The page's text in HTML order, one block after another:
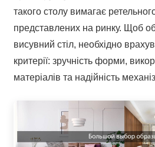
такого столу вимагає
представлених на ринку. Щоб
висувний стіл, необхідно
критерії: зручність форми,
матеріалів та надійність